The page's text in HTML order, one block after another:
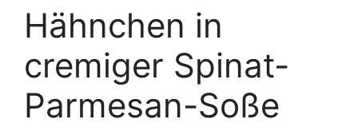
Hähnchen in
cremiger Spinat-
Parmesan-Soße